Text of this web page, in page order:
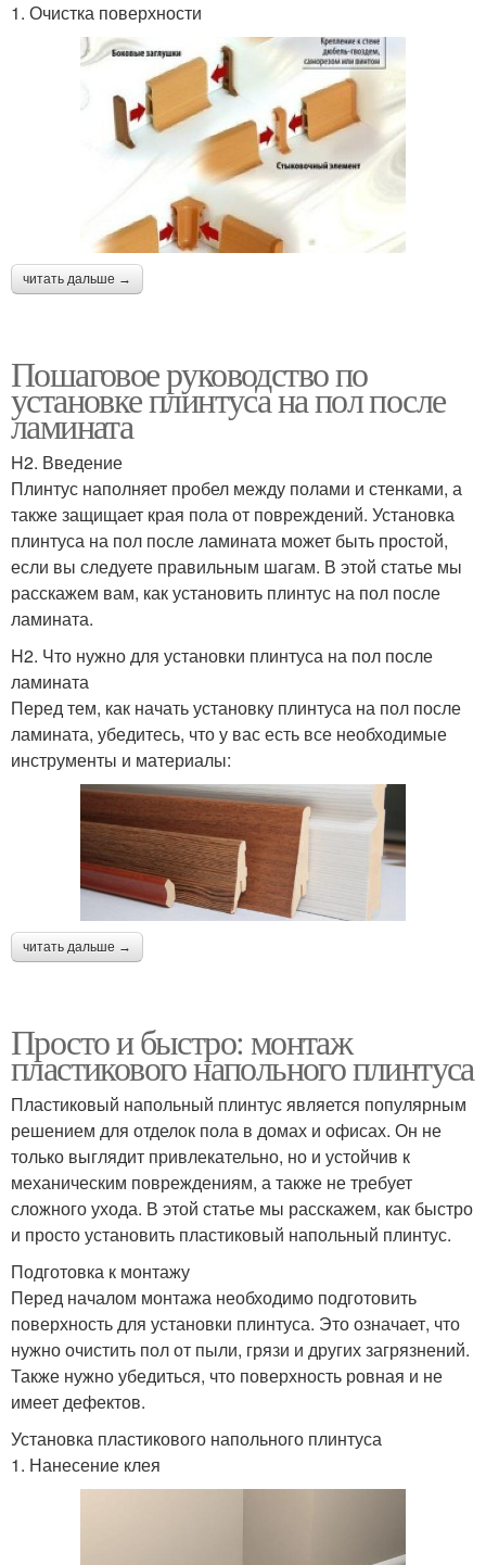
1. Очистка поверхности
читать дальше →
Пошаговое руководство по
установке плинтуса на пол после
ламината
H2. Введение
Плинтус наполняет пробел между полами и стенками, а
также защищает края пола от повреждений. Установка
плинтуса на пол после ламината может быть простой,
если вы следуете правильным шагам. В этой статье мы
расскажем вам, как установить плинтус на пол после
ламината.
H2. Что нужно для установки плинтуса на пол после
ламината
Перед тем, как начать установку плинтуса на пол после
ламината, убедитесь, что у вас есть все необходимые
инструменты и материалы:
читать дальше →
Просто и быстро: монтаж
пластикового напольного плинтуса
Пластиковый напольный плинтус является популярным
решением для отделок пола в домах и офисах. Он не
только выглядит привлекательно, но и устойчив к
механическим повреждениям, а также не требует
сложного ухода. В этой статье мы расскажем, как быстро
и просто установить пластиковый напольный плинтус.
Подготовка к монтажу
Перед началом монтажа необходимо подготовить
поверхность для установки плинтуса. Это означает, что
нужно очистить пол от пыли, грязи и других загрязнений.
Также нужно убедиться, что поверхность ровная и не
имеет дефектов.
Установка пластикового напольного плинтуса
1. Нанесение клея